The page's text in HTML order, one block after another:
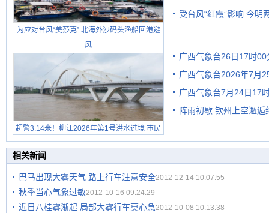
为应对台风“美莎克” 北海外沙码头渔船回港避
风
超警3.14米！柳江2026年第1号洪水过境 市民
在堤岸见证汛况
受台风“红霞”影响 今明
广西气象台26日17时
广西气象台2026年7月
级预警
广西气象台7月24日17
阵雨初歇 钦州上空邂逅
相关新闻
巴马出现大雾天气 路上行车注意安全2012-12-14 10:07:55
秋季当心气象过敏2012-10-16 09:24:29
近日八桂雾渐起 局部大雾行车莫心急2012-10-08 10:13:38